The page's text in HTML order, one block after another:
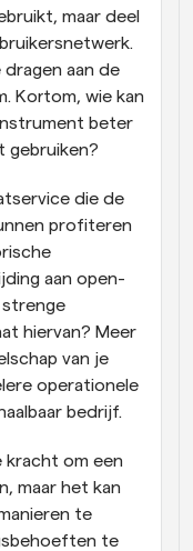
maar deel
aan de
Kortom, wie kan
beter
gebruiken?
die de
profiteren
aan open-
strenge
hiervan? Meer
van je
operationele
bedrijf.
kracht om een
maar het kan
te
te